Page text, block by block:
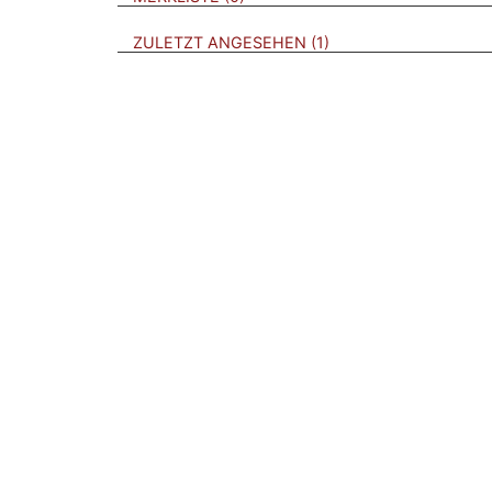
ZULETZT ANGESEHEN 1